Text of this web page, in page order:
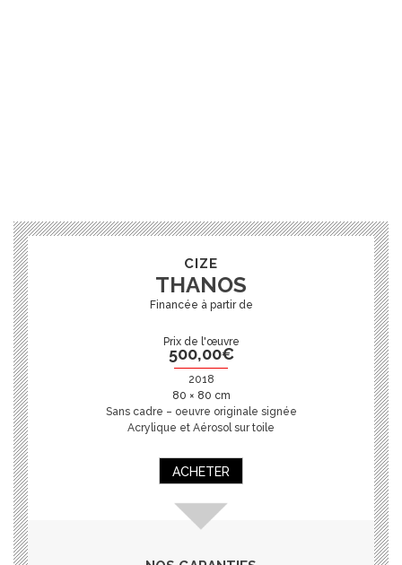
CIZE
THANOS
Prix de l'œuvre
500,00€
2018
80 × 80 cm
Sans cadre – oeuvre originale signée
Acrylique et Aérosol sur toile
ACHETER